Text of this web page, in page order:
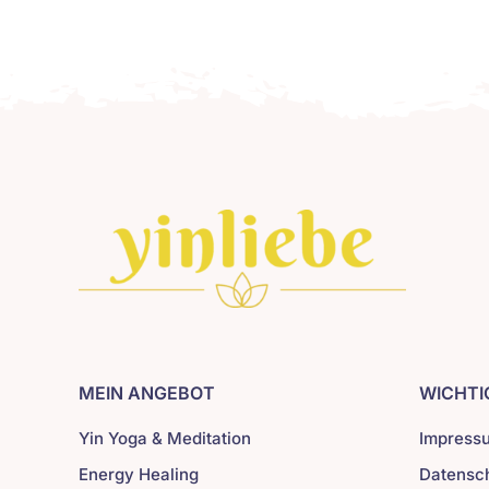
MEIN ANGEBOT
Yin Yoga & Meditation
Energy Healing